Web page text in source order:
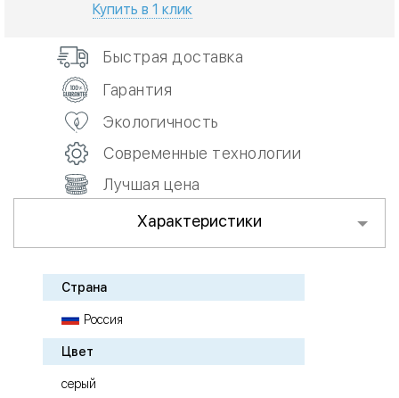
Купить в 1 клик
Быстрая доставка
Гарантия
Экологичность
Современные технологии
Лучшая цена
Характеристики
Страна
Россия
Цвет
серый